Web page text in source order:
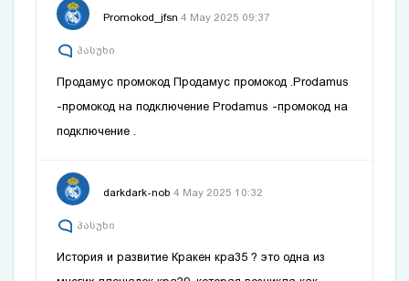
Promokod_jfsn 4 May 2025 09:37
პასუხი
Продамус промокодПродамус промокод .Prodamus
-промокод на подключениеProdamus -промокод на
подключение
darkdark-nob 4 May 2025 10:32
პასუხი
История и развитие Кракенкра35 ? это одна из